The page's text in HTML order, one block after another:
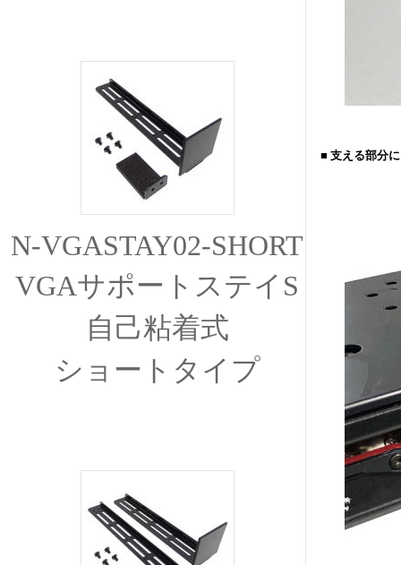
N-VGASTAY02-SHORT
VGAサポートステイS
自己粘着式
ショートタイプ
■ 支える部分